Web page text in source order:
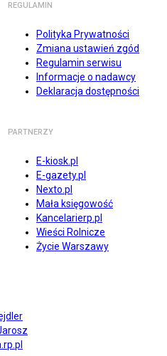
REGULAMIN
Polityka Prywatności
Zmiana ustawień zgód
Regulamin serwisu
Informacje o nadawcy
Deklaracja dostępności
PARTNERZY
E-kiosk.pl
E-gazety.pl
Nexto.pl
Mała księgowość
Kancelarierp.pl
Wieści Rolnicze
Życie Warszawy